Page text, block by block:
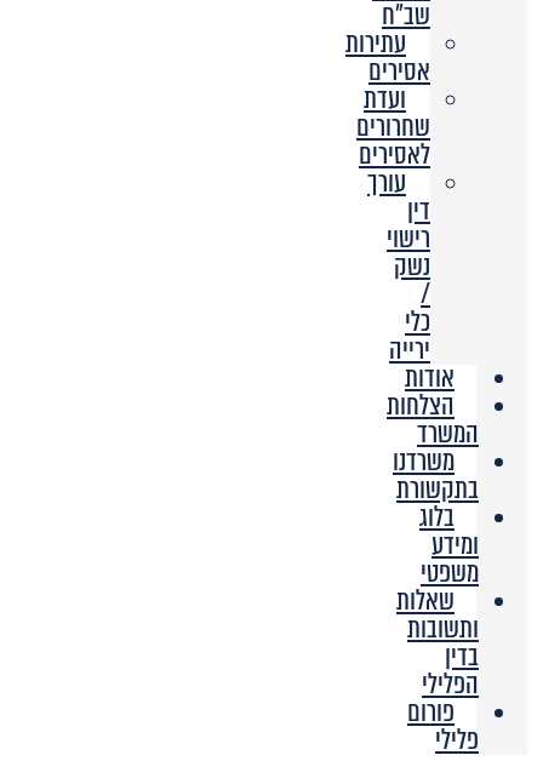
שב”ח
עתירות
אסירים
ועדת
שחרורים
לאסירים
עורך
דין
רישוי
נשק
/
כלי
ירייה
אודות
הצלחות
המשרד
משרדנו
בתקשורת
בלוג
ומידע
משפטי
שאלות
ותשובות
בדין
הפלילי
פורום
פלילי